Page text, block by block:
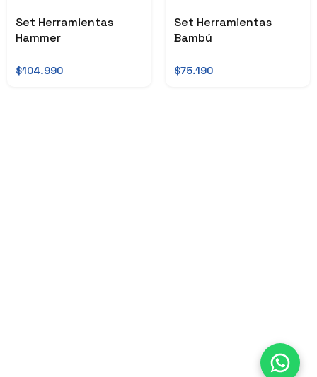
Set Herramientas
Hammer
$104.990
Set Herramientas
Bambú
$75.190